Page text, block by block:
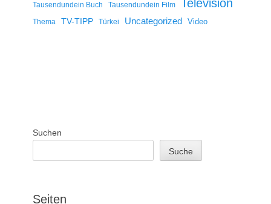
Tausendundein Buch Tausendundein Film Television
Thema TV-TIPP Türkei Uncategorized Video
Suchen
Suche
Seiten